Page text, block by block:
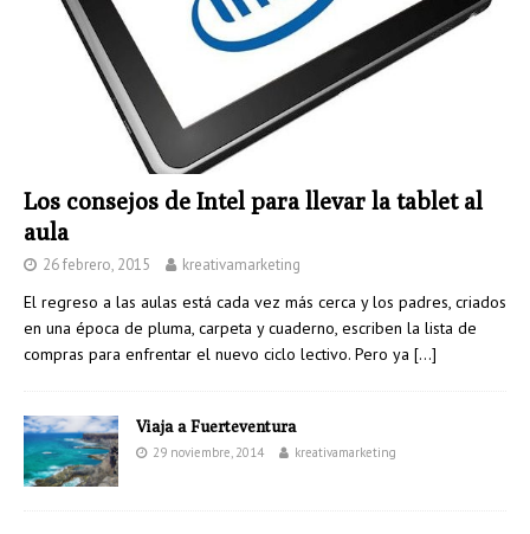
Los consejos de Intel para llevar la tablet al
aula
26 febrero, 2015 kreativamarketing
El regreso a las aulas está cada vez más cerca y los padres, criados
en una época de pluma, carpeta y cuaderno, escriben la lista de
compras para enfrentar el nuevo ciclo lectivo. Pero ya […]
Viaja a Fuerteventura
29 noviembre, 2014 kreativamarketing